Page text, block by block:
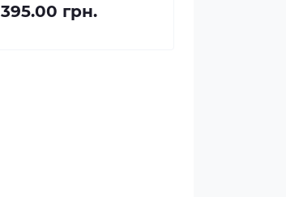
395.00 грн.